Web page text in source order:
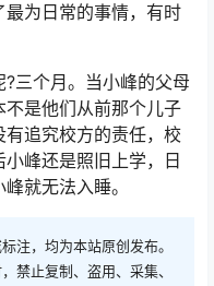
为日常的事情，有时
三个月。当小峰的父母
是他们从前那个儿子
追究校方的责任，校
峰还是照旧上学，日
就无法入睡。
注，均为本站原创发布。
禁止复制、盗用、采集、